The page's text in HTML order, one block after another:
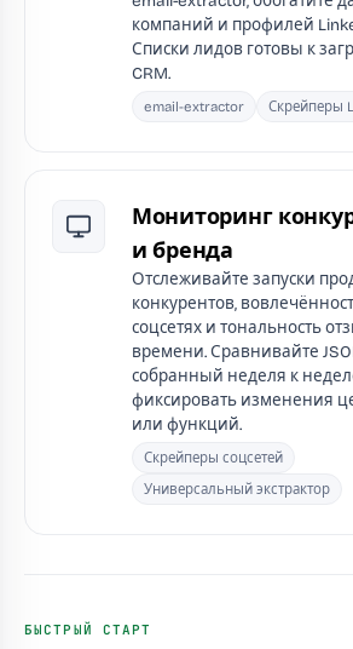
компаний и профилей
Списки лидов готовы к
CRM.
email-extractor Скрейперы
Мониторинг
и бренда
Отслеживайте запуски
конкурентов,
соцсетях и тональность
времени. Сравнивайте
собранный неделя к
фиксировать изменения
или функций.
Скрейперы соцсетей
Универсальный экстрактор
БЫСТРЫЙ СТАРТ